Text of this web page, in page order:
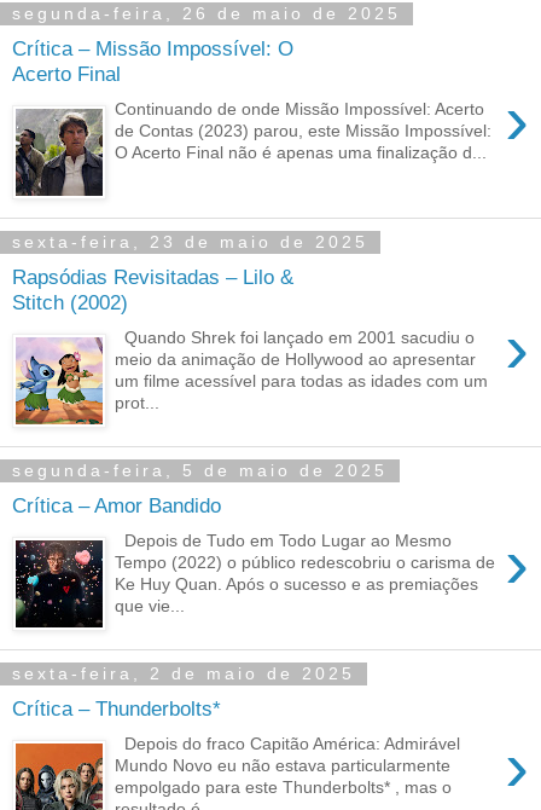
segunda-feira, 26 de maio de 2025
Crítica – Missão Impossível: O
Acerto Final
›
Continuando de onde Missão Impossível: Acerto
de Contas (2023) parou, este Missão Impossível:
O Acerto Final não é apenas uma finalização d...
sexta-feira, 23 de maio de 2025
Rapsódias Revisitadas – Lilo &
Stitch (2002)
›
Quando Shrek foi lançado em 2001 sacudiu o
meio da animação de Hollywood ao apresentar
um filme acessível para todas as idades com um
prot...
segunda-feira, 5 de maio de 2025
Crítica – Amor Bandido
›
Depois de Tudo em Todo Lugar ao Mesmo
Tempo (2022) o público redescobriu o carisma de
Ke Huy Quan. Após o sucesso e as premiações
que vie...
sexta-feira, 2 de maio de 2025
Crítica – Thunderbolts*
›
Depois do fraco Capitão América: Admirável
Mundo Novo eu não estava particularmente
empolgado para este Thunderbolts* , mas o